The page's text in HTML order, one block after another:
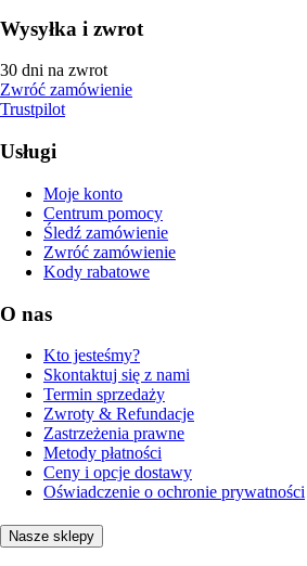
Wysyłka i zwrot
30 dni na zwrot
Zwróć zamówienie
Trustpilot
Usługi
Moje konto
Centrum pomocy
Śledź zamówienie
Zwróć zamówienie
Kody rabatowe
O nas
Kto jesteśmy?
Skontaktuj się z nami
Termin sprzedaży
Zwroty & Refundacje
Zastrzeżenia prawne
Metody płatności
Ceny i opcje dostawy
Oświadczenie o ochronie prywatności
Nasze sklepy